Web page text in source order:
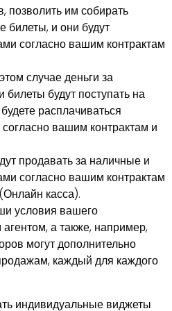
, позволить им собирать
билеты, и они будут
согласно вашим контрактам
случае деньги за
будут поступать на
расплачиваться
согласно вашим контрактам и
продавать за наличные и
согласно вашим контрактам
Онлайн касса).
условия вашего
а также, например,
могут дополнительно
каждый для каждого
индивидуальные виджеты